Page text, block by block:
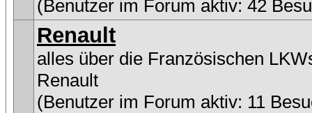
(Benutzer im Forum aktiv: 42
Renault
alles über die Französischen
Renault
(Benutzer im Forum aktiv: 11